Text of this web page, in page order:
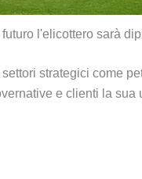
l'elicottero sarà
strategici come
e clienti la